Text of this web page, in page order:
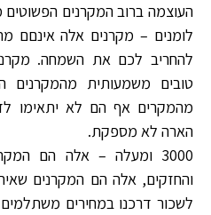
לומנים – מקרנים אלה אינםם
מהמקרים אף הם לא יתאימו
הארה לא מספקת.
3000 ומעלה – אלה הם
והחזקים, אלה הם המקרנים
לשכור דרכנו במחירים